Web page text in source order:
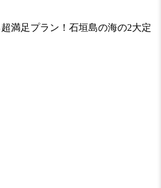
満足プラン！石垣島の海の2大定